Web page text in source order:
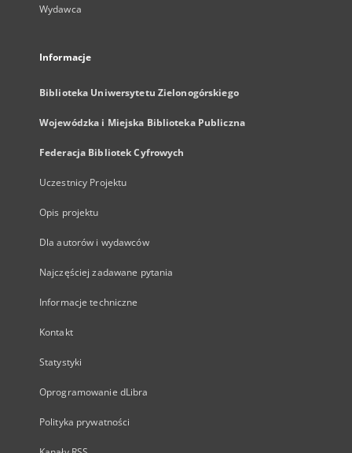
Wydawca
Informacje
Biblioteka Uniwersytetu Zielonogórskiego
Wojewódzka i Miejska Biblioteka Publiczna
Federacja Bibliotek Cyfrowych
Uczestnicy Projektu
Opis projektu
Dla autorów i wydawców
Najczęściej zadawane pytania
Informacje techniczne
Kontakt
Statystyki
Oprogramowanie dLibra
Polityka prywatności